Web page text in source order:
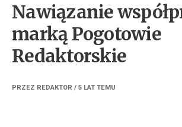
Nawiązanie
marką Pogotowie
Redaktorskie
PRZEZ REDAKTOR / 5 LAT TEMU